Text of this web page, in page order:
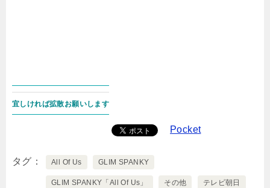
宜しければ拡散お願いします
Pocket
タグ All Of Us GLIM SPANKY
GLIM SPANKY「All Of Us」 その他 テレビ朝日